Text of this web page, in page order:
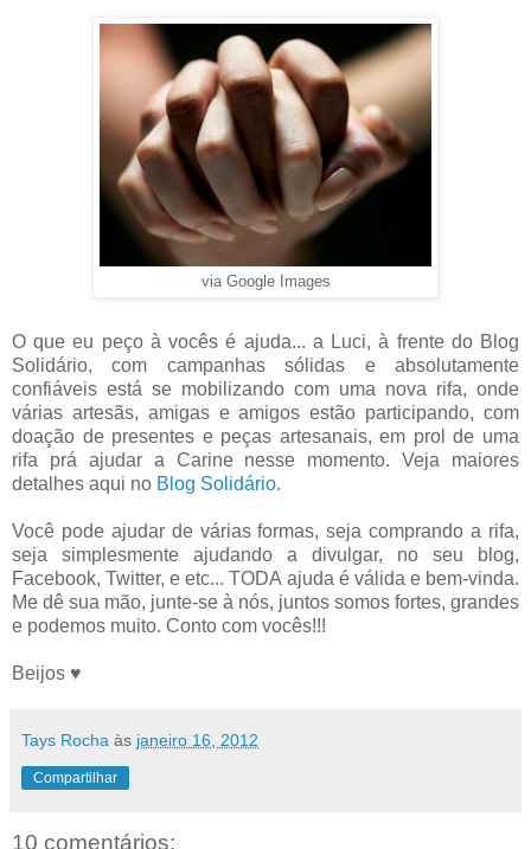
via Google Images
O que eu peço à vocês é ajuda... a Luci, à frente do Blog
Solidário, com campanhas sólidas e absolutamente
confiáveis está se mobilizando com uma nova rifa, onde
várias artesãs, amigas e amigos estão participando, com
doação de presentes e peças artesanais, em prol de uma
rifa prá ajudar a Carine nesse momento. Veja maiores
detalhes aqui no Blog Solidário.
Você pode ajudar de várias formas, seja comprando a rifa,
seja simplesmente ajudando a divulgar, no seu blog,
Facebook, Twitter, e etc... TODA ajuda é válida e bem-vinda.
Me dê sua mão, junte-se à nós, juntos somos fortes, grandes
e podemos muito. Conto com vocês!!!
Beijos ♥
Tays Rocha às janeiro 16, 2012
Compartilhar
10 comentários: